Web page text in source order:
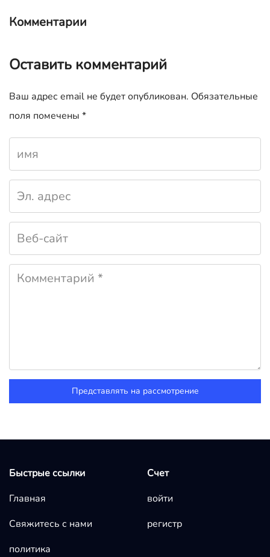
Комментарии
Оставить комментарий
Ваш адрес email не будет опубликован. Обязательные
поля помечены *
Представлять на рассмотрение
Быстрые ссылки
Главная
Свяжитесь с нами
политика
Счет
войти
регистр